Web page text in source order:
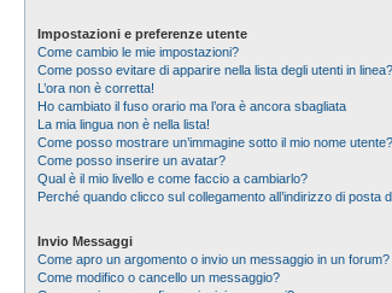
Impostazioni e preferenze utente
Come cambio le mie impostazioni?
Come posso evitare di apparire nella lista degli utenti in linea?
L’ora non è corretta!
Ho cambiato il fuso orario ma l’ora è ancora sbagliata
La mia lingua non è nella lista!
Come posso mostrare un’immagine sotto il mio nome utente?
Come posso inserire un avatar?
Qual è il mio livello e come faccio a cambiarlo?
Perché quando clicco sul collegamento all’indirizzo di
Invio Messaggi
Come apro un argomento o invio un messaggio in un forum?
Come modifico o cancello un messaggio?